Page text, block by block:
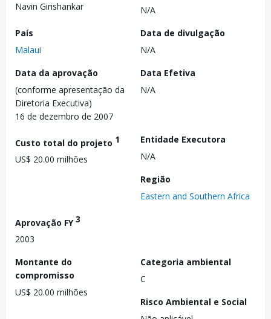
Navin Girishankar
N/A
País
Malaui
Data de divulgação
N/A
Data da aprovação
(conforme apresentação da
Diretoria Executiva)
16 de dezembro de 2007
Data Efetiva
N/A
Custo total do projeto 1
US$ 20.00 milhões
Entidade Executora
N/A
Região
Eastern and Southern Africa
Aprovação FY3
2003
Montante do
compromisso
US$ 20.00 milhões
Categoria ambiental
C
Risco Ambiental e Social